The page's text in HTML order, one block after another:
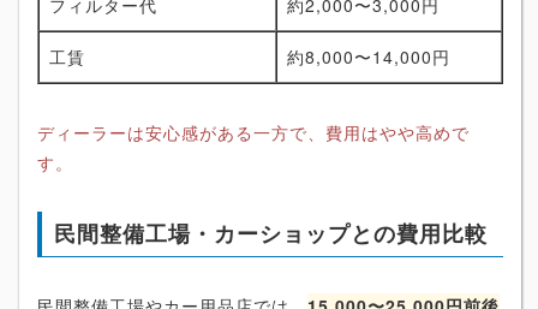
フィルター代 約2,000〜3,000円
工賃 約8,000〜14,000円
ディーラーは安心感がある一方で、費用はやや高めで
す。
民間整備工場・カーショップとの費用比較